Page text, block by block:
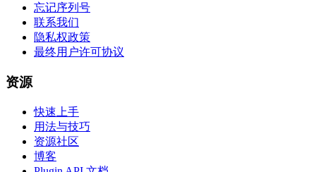
忘记序列号
联系我们
隐私权政策
最终用户许可协议
资源
快速上手
用法与技巧
资源社区
博客